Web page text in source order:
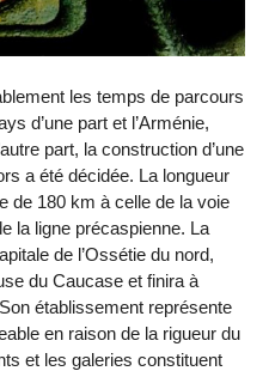
les temps de parcours
d’une part et l’Arménie,
part, la construction d’une
a été décidée. La longueur
de 180 km à celle de la voie
la ligne précaspienne. La
de l’Ossétie du nord,
du Caucase et finira à
établissement représente
en raison de la rigueur du
et les galeries constituent